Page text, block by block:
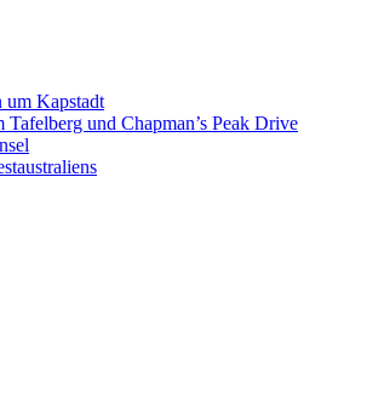
um Kapstadt
und Chapman’s Peak Drive